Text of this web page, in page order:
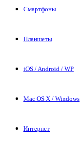
Смартфоны
Планшеты
iOS / Android / WP
Mac OS X / Windows
Интернет